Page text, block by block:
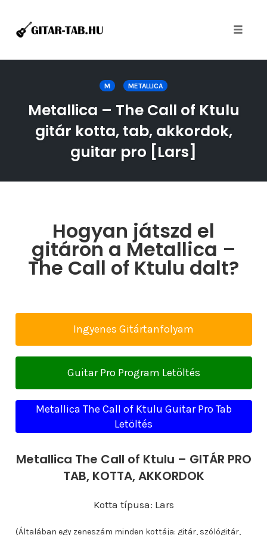
M METALLICA
Metallica – The Call of Ktulu
gitár kotta, tab, akkordok,
guitar pro [Lars]
Hogyan játszd el
gitáron a Metallica –
The Call of Ktulu dalt?
Ingyenes Gitártanfolyam
Guitar Pro Program Letöltés
Metallica The Call of Ktulu Guitar Pro Tab
Letöltés
Metallica The Call of Ktulu – GITÁR PRO
TAB, KOTTA, AKKORDOK
Kotta típusa: Lars
(Általában egy zeneszám minden kottája: gitár, szólógitár,